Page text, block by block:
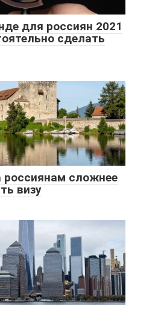
для россиян 2021
сделать
россиянам сложнее
визу